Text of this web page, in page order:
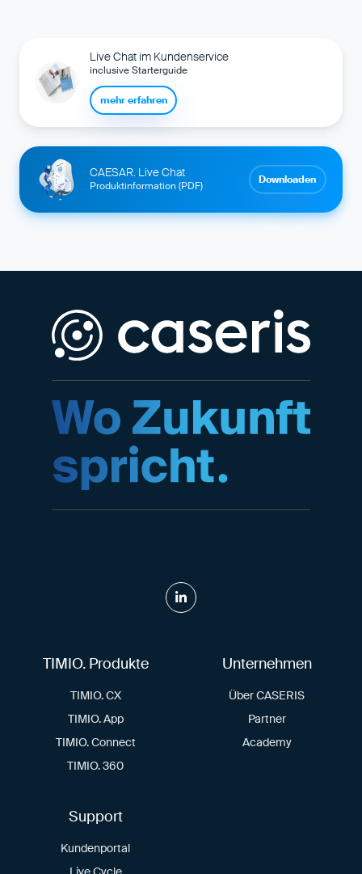
Live Chat im Kundenservice
inclusive Starterguide
mehr erfahren
CAESAR. Live Chat
Produktinformation (PDF) Downloaden
TIMIO. Produkte
TIMIO. CX
TIMIO. App
TIMIO. Connect
TIMIO. 360
Unternehmen
Über CASERIS
Partner
Academy
Support
Kundenportal